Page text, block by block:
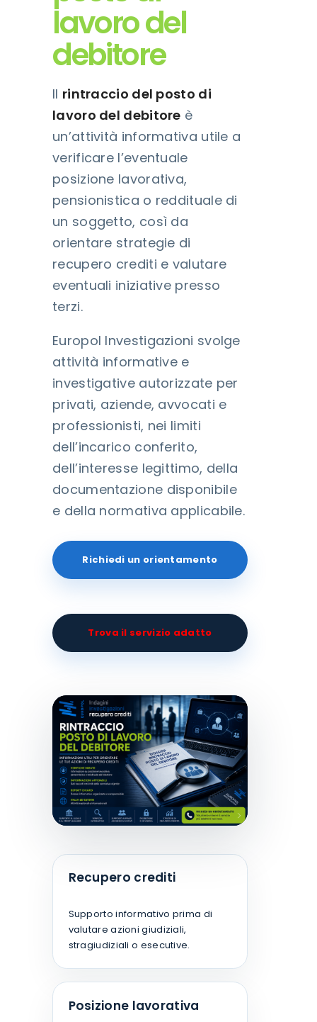
lavoro del
debitore
Il rintraccio del posto di
lavoro del debitore è
un’attività informativa utile a
verificare l’eventuale
posizione lavorativa,
pensionistica o reddituale di
un soggetto, così da
orientare strategie di
recupero crediti e valutare
eventuali iniziative presso
terzi.
Europol Investigazioni svolge
attività informative e
investigative autorizzate per
privati, aziende, avvocati e
professionisti, nei limiti
dell’incarico conferito,
dell’interesse legittimo, della
documentazione disponibile
e della normativa applicabile.
Richiedi un orientamento
Trova il servizio adatto
Recupero crediti
Supporto informativo prima di
valutare azioni giudiziali,
stragiudiziali o esecutive.
Posizione lavorativa